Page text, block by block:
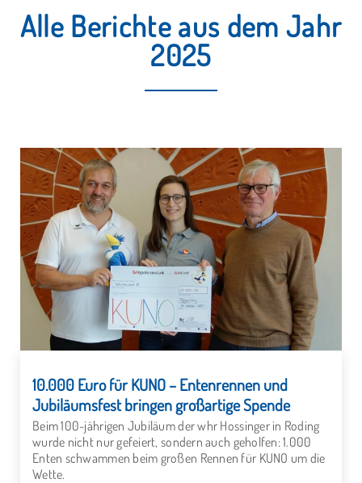
Alle Berichte aus dem Jahr
2025
10.000 Euro für KUNO – Entenrennen und
Jubiläumsfest bringen großartige Spende
Beim 100-jährigen Jubiläum der whr Hossinger in Roding
wurde nicht nur gefeiert, sondern auch geholfen: 1.000
Enten schwammen beim großen Rennen für KUNO um die
Wette.